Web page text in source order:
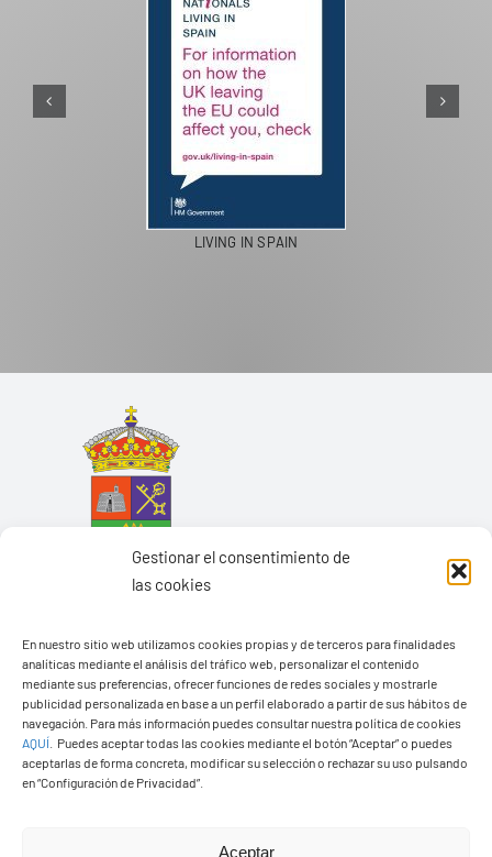
Gestionar el consentimiento de
las cookies
En nuestro sitio web utilizamos cookies propias y de terceros para finalidades
analíticas mediante el análisis del tráfico web, personalizar el contenido
mediante sus preferencias, ofrecer funciones de redes sociales y mostrarle
publicidad personalizada en base a un perfil elaborado a partir de sus hábitos de
navegación. Para más información puedes consultar nuestra política de cookies
AQUÍ
Puedes aceptar todas las cookies mediante el botón “Aceptar” o puedes
aceptarlas de forma concreta, modificar su selección o rechazar su uso pulsando
en “Configuración de Privacidad”.
Aceptar
PASEOS EN CAMELLO
Ayuntamiento de Yaiza
Pza. de Los Remedios, 1
35570 – Yaiza
Tel:928 83 62 20